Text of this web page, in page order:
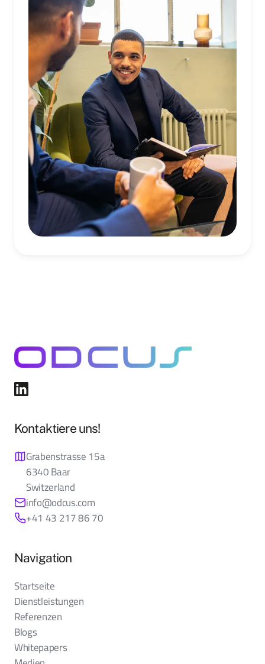
Kontaktiere uns!
Grabenstrasse 15a
6340 Baar
Switzerland
info@odcus.com
+41 43 217 86 70
Navigation
Startseite
Dienstleistungen
Referenzen
Blogs
Whitepapers